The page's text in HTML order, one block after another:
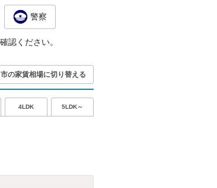
警察
認ください。
の家賃相場に切り替える
4LDK 5LDK～